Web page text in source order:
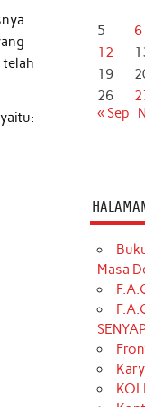
5
6
12
19
26
« Sep
Masa